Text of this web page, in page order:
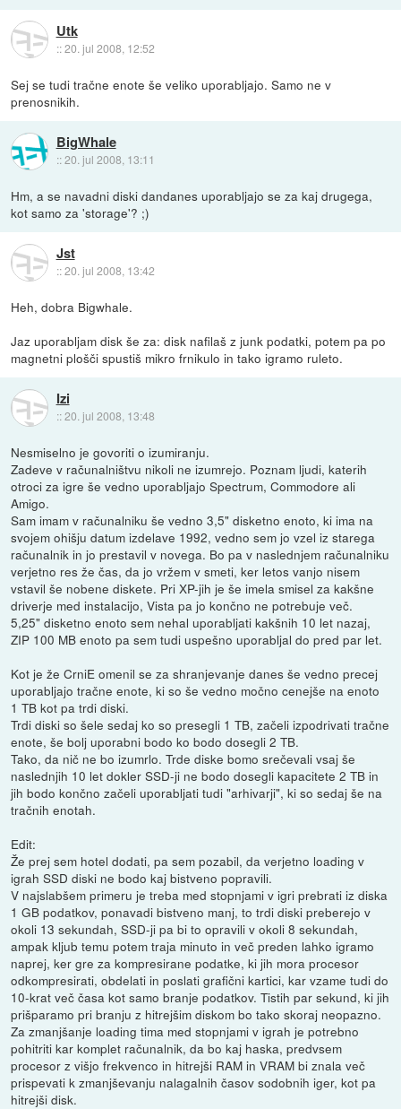
Utk
::20. jul 2008, 12:52
Sej se tudi tračne enote še veliko uporabljajo. Samo ne v
prenosnikih.
BigWhale
::20. jul 2008, 13:11
Hm, a se navadni diski dandanes uporabljajo se za kaj drugega,
kot samo za 'storage'? ;)
Jst
::20. jul 2008, 13:42
Heh, dobra Bigwhale.
Jaz uporabljam disk še za: disk nafilaš z junk podatki, potem pa po
magnetni plošči spustiš mikro frnikulo in tako igramo ruleto.
Izi
::20. jul 2008, 13:48
Nesmiselno je govoriti o izumiranju.
Zadeve v računalništvu nikoli ne izumrejo. Poznam ljudi, katerih
otroci za igre še vedno uporabljajo Spectrum, Commodore ali
Amigo.
Sam imam v računalniku še vedno 3,5" disketno enoto, ki ima na
svojem ohišju datum izdelave 1992, vedno sem jo vzel iz starega
računalnik in jo prestavil v novega. Bo pa v naslednjem računalniku
verjetno res že čas, da jo vržem v smeti, ker letos vanjo nisem
vstavil še nobene diskete. Pri XP-jih je še imela smisel za kakšne
driverje med instalacijo, Vista pa jo končno ne potrebuje več.
5,25" disketno enoto sem nehal uporabljati kakšnih 10 let nazaj,
ZIP 100 MB enoto pa sem tudi uspešno uporabljal do pred par let.
Kot je že CrniE omenil se za shranjevanje danes še vedno precej
uporabljajo tračne enote, ki so še vedno močno cenejše na enoto
1 TB kot pa trdi diski.
Trdi diski so šele sedaj ko so presegli 1 TB, začeli izpodrivati tračne
enote, še bolj uporabni bodo ko bodo dosegli 2 TB.
Tako, da nič ne bo izumrlo. Trde diske bomo srečevali vsaj še
naslednjih 10 let dokler SSD-ji ne bodo dosegli kapacitete 2 TB in
jih bodo končno začeli uporabljati tudi "arhivarji", ki so sedaj še na
tračnih enotah.
Edit:
Že prej sem hotel dodati, pa sem pozabil, da verjetno loading v
igrah SSD diski ne bodo kaj bistveno popravili.
V najslabšem primeru je treba med stopnjami v igri prebrati iz diska
1 GB podatkov, ponavadi bistveno manj, to trdi diski preberejo v
okoli 13 sekundah, SSD-ji pa bi to opravili v okoli 8 sekundah,
ampak kljub temu potem traja minuto in več preden lahko igramo
naprej, ker gre za kompresirane podatke, ki jih mora procesor
odkompresirati, obdelati in poslati grafični kartici, kar vzame tudi do
10-krat več časa kot samo branje podatkov. Tistih par sekund, ki jih
prišparamo pri branju z hitrejšim diskom bo tako skoraj neopazno.
Za zmanjšanje loading tima med stopnjami v igrah je potrebno
pohitriti kar komplet računalnik, da bo kaj haska, predvsem
procesor z višjo frekvenco in hitrejši RAM in VRAM bi znala več
prispevati k zmanjševanju nalagalnih časov sodobnih iger, kot pa
hitrejši disk.